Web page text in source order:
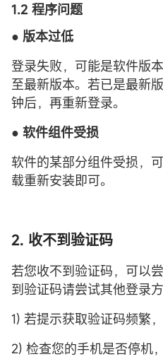
1.2 程序问题
● 版本过低
登录失败，可能是软件版
至最新版本。若已是最新
钟后，再重新登录。
● 软件组件受损
软件的某部分组件受损，
载重新安装即可。
2. 收不到验证码
若您收不到验证码，可以
到验证码请尝试其他登录
1) 若提示获取验证码频繁
2) 检查您的手机是否停机